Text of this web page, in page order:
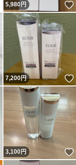
いいね！
5,980円
いいね！
7,200円
いいね！
3,100円